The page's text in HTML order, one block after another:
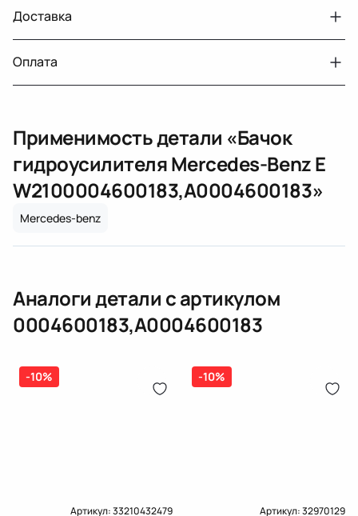
Авто
MercedesBenz E W210 рест.
Год
2003
Тег
Мерседес Бенс Е
Ширина [мм]
Вес [кг]
Двигатели с навесным или без навесного
оборудования
30 дней
Датчик давления топлива, насос
топлива, ТНВД (бензин, дизель), форсунка
бензиновая (дизельная) механическая
(электрическая), инжектор
(распределитель впрыска топлива),
дозатор-распределитель топлива
14 дней
Подробнее о гарантии в разделеГарантия
Доставка
Доставка и Оплата
Оплата
Оплата онлайн
ЕРИП
Применимость детали «Бачок
гидроусилителя Mercedes-Benz E
W2100004600183,A0004600183»
Mercedes-benz
Аналоги детали с артикулом
0004600183,A0004600183
-10%
Артикул:33210432479
-10%
Артикул:32970129